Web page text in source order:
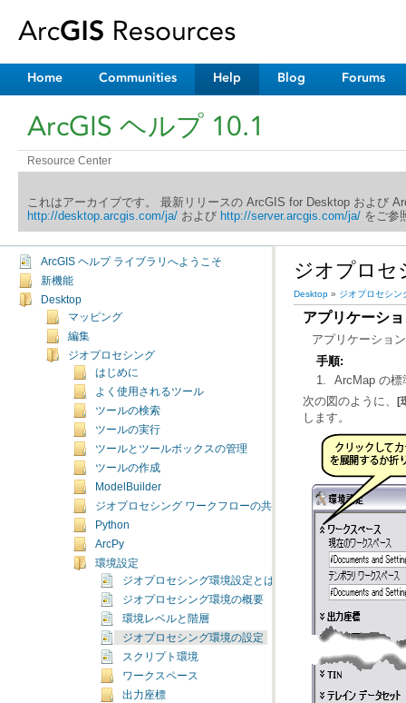
Home Communities Help Blog Forums
ArcGIS ヘルプ 10.1
Resource Center
これはアーカイブです。 最新リリースの ArcGIS for Desktop および
http://desktop.arcgis.com/ja/および http://server.arcgis.com/ja/をご参
ArcGIS ヘルプ ライブラリへようこそ
新機能
Desktop
マッピング
編集
ジオプロセシング
はじめに
よく使用されるツール
ツールの検索
ツールの実行
ツールとツールボックスの管理
ツールの作成
ModelBuilder
ジオプロセシング ワークフローの共有
Python
ArcPy
環境設定
ジオプロセシング環境設定とは
ジオプロセシング環境の概要
環境レベルと階層
ジオプロセシング環境の設定
スクリプト環境
ワークスペース
出力座標
ジオプロセ
Desktop » ジオプロセシン
アプリケーシ
アプリケーショ
手順:
ArcMap の標
次の図のように、
[
します。